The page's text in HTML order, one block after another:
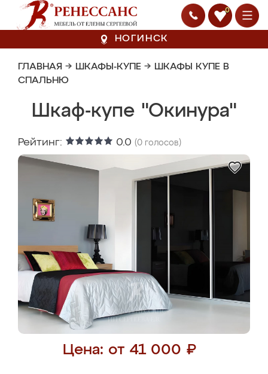
0
НОГИНСК
ГЛАВНАЯ → ШКАФЫ-КУПЕ → ШКАФЫ КУПЕ В
СПАЛЬНЮ
Шкаф-купе "Окинура"
Рейтинг: 0.0 (0 голосов)
Цена: от 41 000 ₽